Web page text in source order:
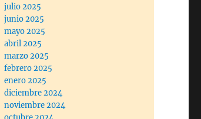
julio 2025
junio 2025
mayo 2025
abril 2025
marzo 2025
febrero 2025
enero 2025
diciembre 2024
noviembre 2024